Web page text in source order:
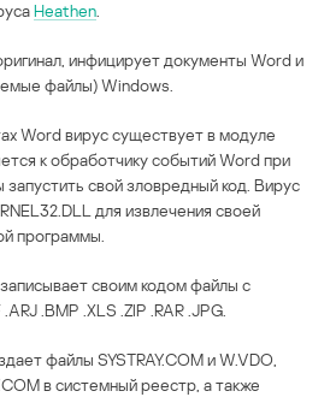
Heathen
инфицирует документы Word и
файлы) Windows.
Word вирус существует в модуле
к обработчику событий Word при
свой зловредный код. Вирус
для извлечения своей
программы.
своим кодом файлы с
.BMP .XLS .ZIP .RAR .JPG.
файлы SYSTRAY.COM и W.VDO,
в системный реестр, а также